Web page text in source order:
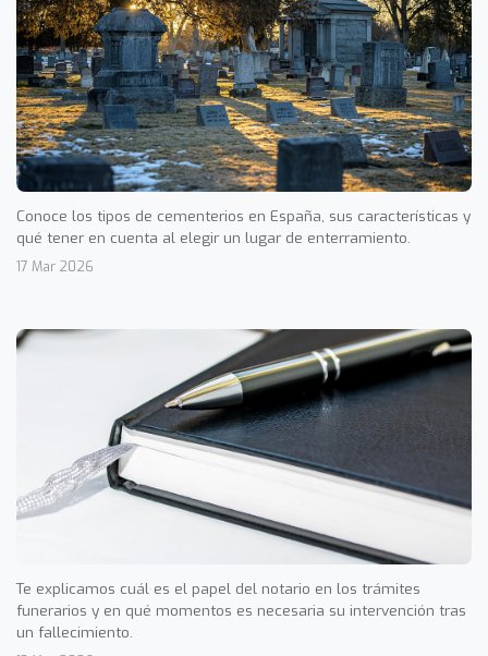
Conoce los tipos de cementerios en España, sus características y
qué tener en cuenta al elegir un lugar de enterramiento.
17 Mar 2026
Te explicamos cuál es el papel del notario en los trámites
funerarios y en qué momentos es necesaria su intervención tras
un fallecimiento.